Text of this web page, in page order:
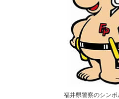
福井県警察のシンボ